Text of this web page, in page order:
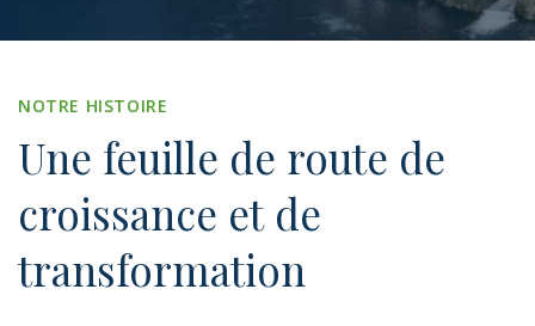
NOTRE HISTOIRE
Une feuille de route de
croissance et de
transformation